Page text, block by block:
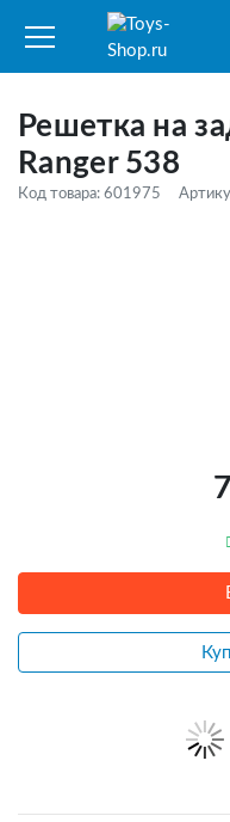
Решетка на
Ranger 538
Код товара: 601975